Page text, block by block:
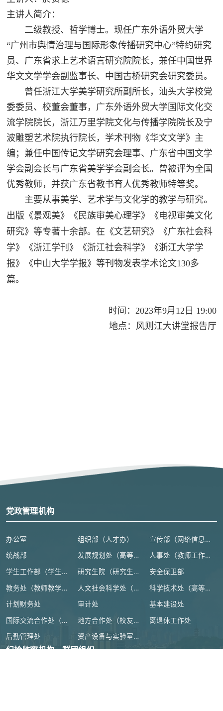
主讲人简介：
二级教授、哲学博士。现任广东外语外贸大学
“广州市舆情治理与国际形象传播研究中心”特约研究
员、广东省求上艺术语言研究院院长，兼任中国世界
华文文学学会副监事长、中国古桥研究会研究委员。
曾任浙江大学美学研究所副所长，汕头大学校党
委委员、校董会董事，广东外语外贸大学国际文化交
流学院院长，浙江万里学院文化与传播学院院长及宁
波雕塑艺术院执行院长，学术刊物《华文文学》主
编；兼任中国传记文学研究会理事、广东省中国文学
学会副会长与广东省美学学会副会长。曾被评为全国
优秀教师，并获广东省教书育人优秀教师特等奖。
主要从事美学、艺术学与文化学的教学与研究。
出版《景观美》《民族审美心理学》《电视审美文化
研究》等专著十余部。在《文艺研究》《广东社会科
学》《浙江学刊》《浙江社会科学》《浙江大学学
报》《中山大学学报》等刊物发表学术论文130多
篇。
时间：2023年9月12日 19:00
地点：风则江大讲堂报告厅
党政管理机构
办公室 组织部（人才办） 宣传部（网络信息安全管理与新闻中心）
统战部 发展规划处（高等教育研究所） 人事处（教师工作部）
学生工作部（学生处、人武部） 研究生院（研究生工作部、学科建设办公室） 安全保卫部
教务处（教师教学发展中心） 人文社会科学处（高等人文研究院） 科学技术处（高等研究院）
计划财务处 审计处 基本建设处
国际交流合作处（港澳台事务办公室） 地方合作处（校友总会办公室） 离退休工作处
后勤管理处 资产设备与实验室管理处
纪检监察机构、群团组织